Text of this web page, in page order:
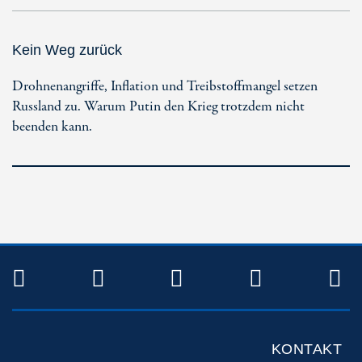
Kein Weg zurück
Drohnenangriffe, Inflation und Treibstoffmangel setzen
Russland zu. Warum Putin den Krieg trotzdem nicht
beenden kann.
TWITTERFACEBOOKINSTAGRAM
KONTAKT